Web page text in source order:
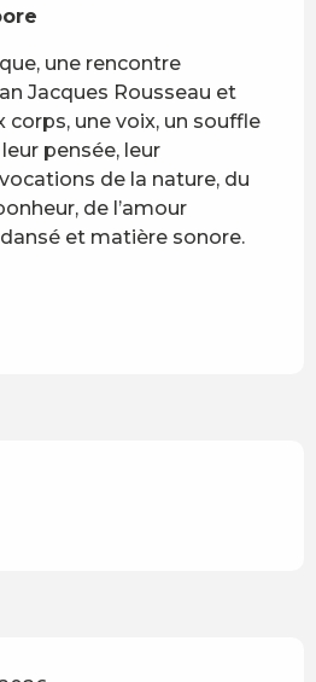
une rencontre
Jacques Rousseau et
corps, une voix, un souffle
pensée, leur
de la nature, du
de l’amour
et matière sonore.